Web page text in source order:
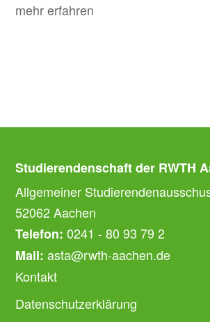
mehr erfahren
Studierendenschaft der RWTH
Allgemeiner
52062 Aachen
Telefon: 0241 - 80 93 79 2
Mail: asta@rwth-aachen.de
Kontakt
Datenschutzerklärung